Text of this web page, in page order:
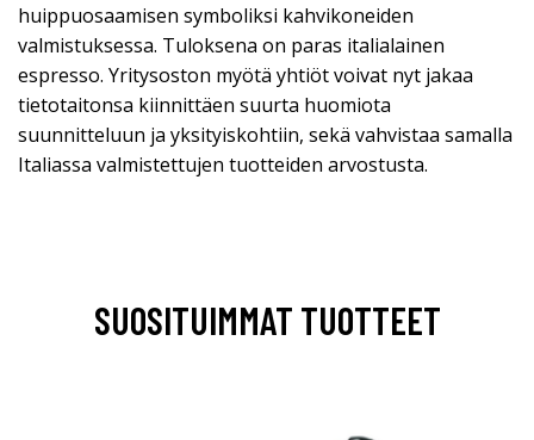
huippuosaamisen symboliksi kahvikoneiden
valmistuksessa. Tuloksena on paras italialainen
espresso. Yritysoston myötä yhtiöt voivat nyt jakaa
tietotaitonsa kiinnittäen suurta huomiota
suunnitteluun ja yksityiskohtiin, sekä vahvistaa samalla
Italiassa valmistettujen tuotteiden arvostusta.
SUOSITUIMMAT TUOTTEET